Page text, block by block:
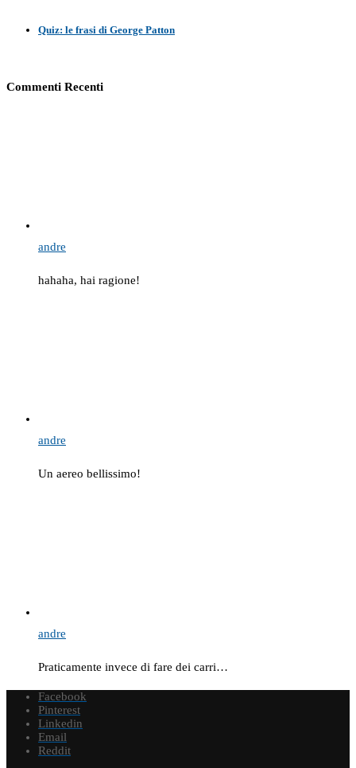
Quiz: le frasi di George Patton
Commenti Recenti
andre
hahaha, hai ragione!
andre
Un aereo bellissimo!
andre
Praticamente invece di fare dei carri…
Facebook
Pinterest
Linkedin
Email
Reddit